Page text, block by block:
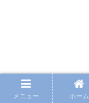
メニュー ホーム